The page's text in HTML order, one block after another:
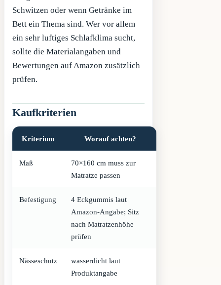
Schwitzen oder wenn Getränke im
Bett ein Thema sind. Wer vor allem
ein sehr luftiges Schlafklima sucht,
sollte die Materialangaben und
Bewertungen auf Amazon zusätzlich
prüfen.
Kaufkriterien
Kriterium Worauf achten?
Maß
70×160 cm muss zur
Matratze passen
Befestigung
4 Eckgummis laut
Amazon-Angabe; Sitz
nach Matratzenhöhe
prüfen
Nässeschutz
wasserdicht laut
Produktangabe